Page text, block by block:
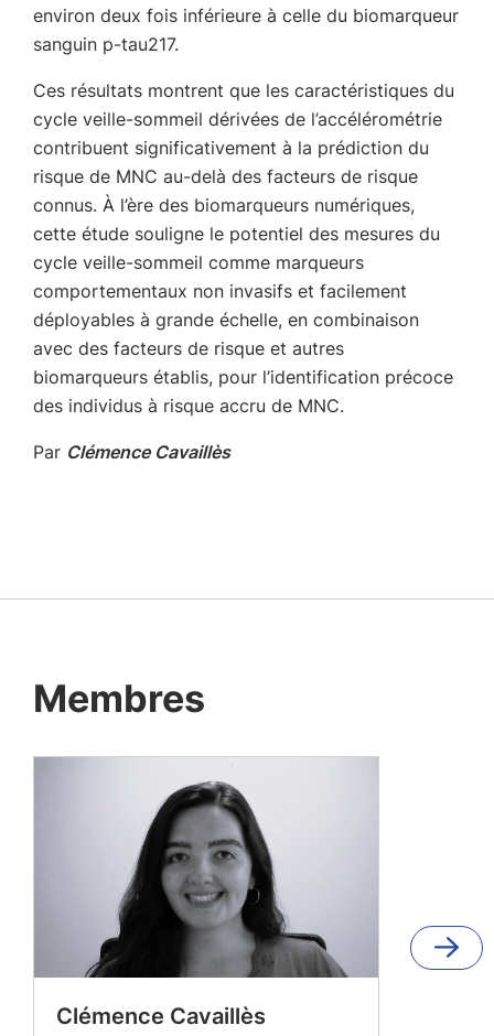
environ deux fois inférieure à celle du biomarqueur
sanguin p-tau217.
Ces résultats montrent que les caractéristiques du
cycle veille-sommeil dérivées de l’accélérométrie
contribuent significativement à la prédiction du
risque de MNC au-delà des facteurs de risque
connus. À l’ère des biomarqueurs numériques,
cette étude souligne le potentiel des mesures du
cycle veille-sommeil comme marqueurs
comportementaux non invasifs et facilement
déployables à grande échelle, en combinaison
avec des facteurs de risque et autres
biomarqueurs établis, pour l’identification précoce
des individus à risque accru de MNC.
Par Clémence Cavaillès
Membres
Clémence Cavaillès